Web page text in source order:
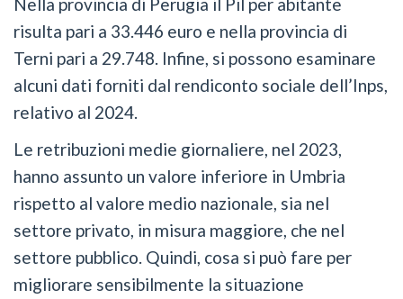
risulta pari a 33.446 euro e nella provincia di
Terni pari a 29.748. Infine, si possono esaminare
alcuni dati forniti dal rendiconto sociale dell’Inps,
relativo al 2024.
Le retribuzioni medie giornaliere, nel 2023,
hanno assunto un valore inferiore in Umbria
rispetto al valore medio nazionale, sia nel
settore privato, in misura maggiore, che nel
settore pubblico. Quindi, cosa si può fare per
migliorare sensibilmente la situazione